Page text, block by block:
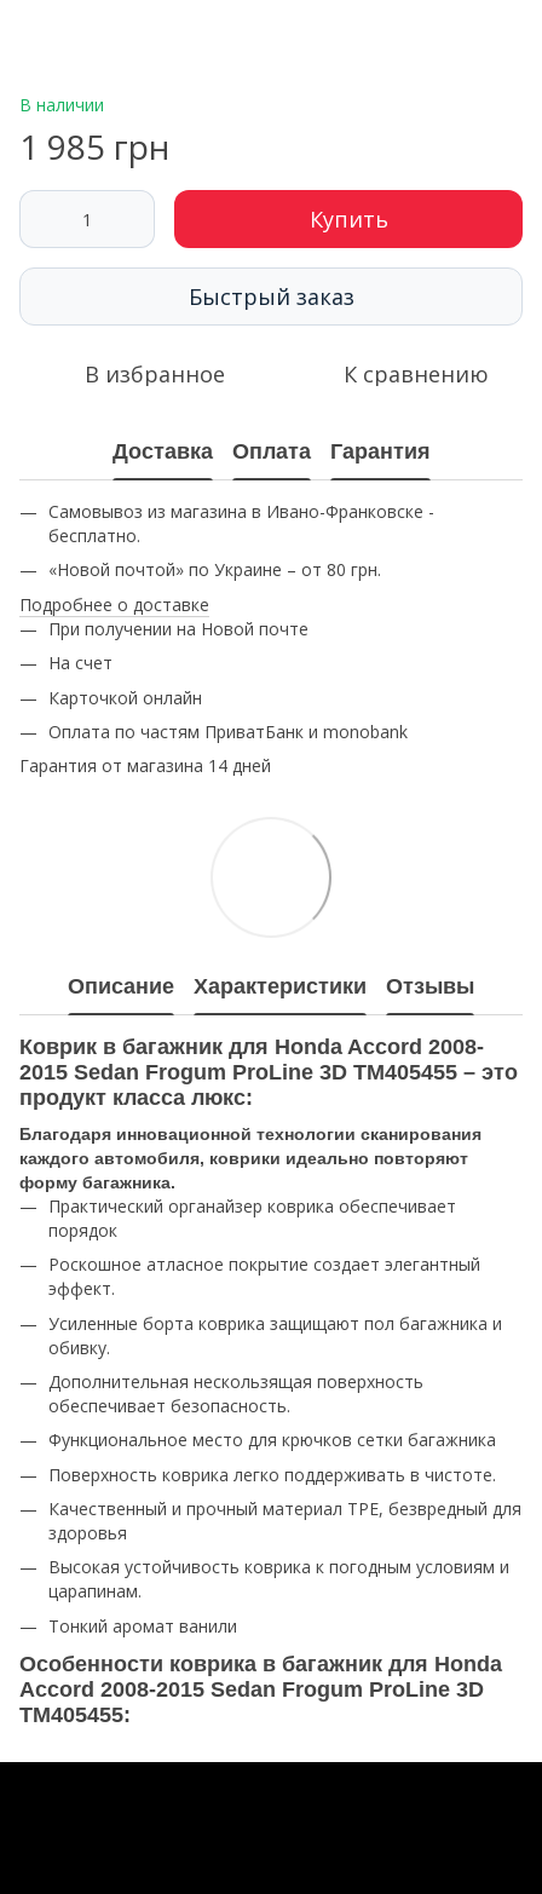
В наличии
1 985 грн
Купить
Быстрый заказ
В избранное К сравнению
Доставка Оплата Гарантия
Самовывоз из магазина в Ивано-Франковске -
бесплатно.
«Новой почтой» по Украине – от 80 грн.
Подробнее о доставке
При получении на Новой почте
На счет
Карточкой онлайн
Оплата по частям ПриватБанк и monobank
Гарантия от магазина 14 дней
Описание Характеристики Отзывы
Коврик в багажник для Honda Accord 2008-
2015 Sedan Frogum ProLine 3D TM405455 – это
продукт класса люкс:
Благодаря инновационной технологии сканирования
каждого автомобиля, коврики идеально повторяют
форму багажника.
Практический органайзер коврика обеспечивает
порядок
Роскошное атласное покрытие создает элегантный
эффект.
Усиленные борта коврика защищают пол багажника и
обивку.
Дополнительная нескользящая поверхность
обеспечивает безопасность.
Функциональное место для крючков сетки багажника
Поверхность коврика легко поддерживать в чистоте.
Качественный и прочный материал TPE, безвредный для
здоровья
Высокая устойчивость коврика к погодным условиям и
царапинам.
Тонкий аромат ванили
Особенности коврика в багажник для Honda
Accord 2008-2015 Sedan Frogum ProLine 3D
TM405455: